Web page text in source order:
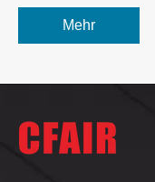
Mehr